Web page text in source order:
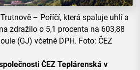
– Poříčí, která spaluje uhlí a
zdražilo o 5,1 procenta na 603,88
(GJ) včetně DPH. Foto: ČEZ
ČEZ Teplárenská v